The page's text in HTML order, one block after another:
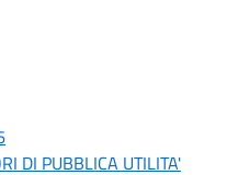
DI PUBBLICA UTILITA'